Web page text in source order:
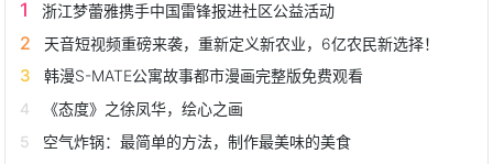
浙江梦蕾雅携手中国雷锋报进社区公益活动
天音短视频重磅来袭，重新定义新农业，6亿农民新选择！
韩漫S-MATE公寓故事都市漫画完整版免费观看
《态度》之徐凤华，绘心之画
空气炸锅：最简单的方法，制作最美味的美食